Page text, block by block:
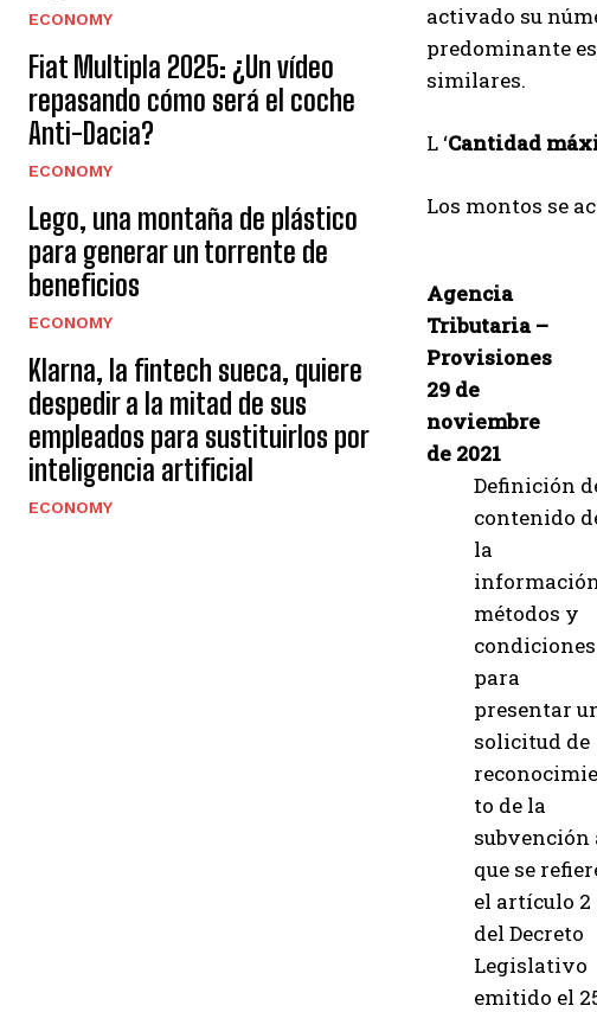
ECONOMY
Fiat Multipla 2025: ¿Un vídeo
repasando cómo será el coche
Anti-Dacia?
ECONOMY
Lego, una montaña de plástico
para generar un torrente de
beneficios
ECONOMY
Klarna, la fintech sueca, quiere
despedir a la mitad de sus
empleados para sustituirlos por
inteligencia artificial
ECONOMY
activado su
predominante
similares.
L ‘Cantidad
Los montos se
Agencia
Tributaria –
Provisiones
29 de
noviembre
de 2021
Definición
contenido
la
métodos y
condiciones
para
presentar
solicitud de
to de la
subvención
que se
el artículo 2
del Decreto
Legislativo
emitido el